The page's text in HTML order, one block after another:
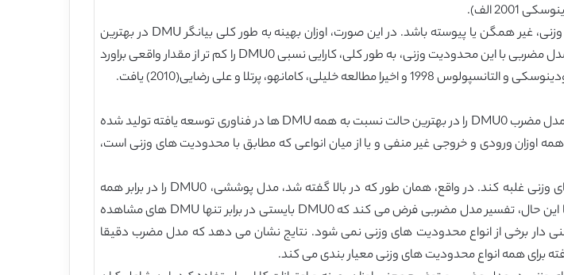
با این حال، مسائل مربوط به تفسیر زمانی حادث می شوند که حداقل یک محدودیت وزنی، غیر همگن یا پیوسته باشد. در این صورت، اوزان بهینه به طور کلی بیانگر DMU در بهترین
حالت در مقایسه با همه DMU های مشاهده شده نمی باشد. در نتیجه، ارزش بهینه مدل مضربی با این محدودیت وزنی، به طور کلی، کارایی نسبی DMU0 را کم تر از مقدار واقعی براورد
در این مقاله ما نشان می دهیم که به ازای هر گونه محدودیت های وزنی، اوزان بهینه مدل مضرب DMU0 را در بهترین حالت نسبت به همه DMU ها در فناوری توسعه یافته تولید شده
ورودی و خروجی غیر منفی و یا از میان انواعی که مطابق با محدودیت های وزنی است،
نتایج ما می تواند بر تفاوت بین تفسیر مدل های پوششی و مضربی با محدودیت های وزنی غلبه کند. در واقع، همان طور که در بالا گفته شد، مدل پوششی، DMU0 را در برابر همه
DMU ها در فناوری توسعه یافته توسط محدودیت های وزنی معیار بندی می کند. با این حال، تفسیر مدل مضربی فرض می کند که DMU0 بایستی در برابر تنها DMU های مشاهده
دار برخی از انواع محدودیت های وزنی نمی شود. نتایج نشان می دهد که مدل مضرب دقیقا